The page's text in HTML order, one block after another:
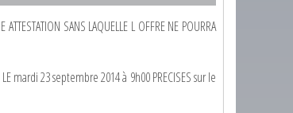
SANS LAQUELLE L OFFRE NE POURRA
LE mardi 23 septembre 2014 à 9h00 PRECISES sur le